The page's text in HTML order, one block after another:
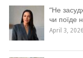
“Не
чи поїде
April 3, 2026